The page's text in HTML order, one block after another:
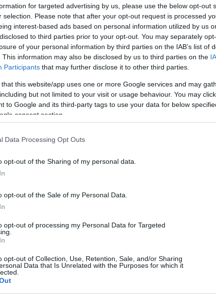
for targeted advertising by us, please use the below opt-out
selection. Please note that after your opt-out request is processed
interest-based ads based on personal information utilized by us
to third parties prior to your opt-out. You may separately
of your personal information by third parties on the IAB’s list of
This information may also be disclosed by us to third parties on the
Participants that may further disclose it to other third parties.
that this website/app uses one or more Google services and may
but not limited to your visit or usage behaviour. You may
to Google and its third-party tags to use your data for below
consent section.
Data Processing Opt Outs
opt-out of the Sharing of my personal data.
opt-out of the Sale of my Personal Data.
opt-out of processing my Personal Data for Targeted
opt-out of Collection, Use, Retention, Sale, and/or Sharing
Data that Is Unrelated with the Purposes for which it
beadod az önéletrajzodat, részt veszel egy pár
is, légiutas-kísérőnek lenni rengeteg tanulást
szakmában, elmondta, hogy
töltenek a munkára való felkészüléssel, és 160
gyakorlatok is.
jártasságot kell mutatniuk a mindennapi
vészhelyzeti felszerelések megfelelő használatával
és az elsősegélynyújtás terén is képzésen
gyors és biztonságos kezelésére is
újra és újra számot kell adniuk.
szinte mindent tudnak arról, hogyan lehet
felelős igazgatója, aki több mint egy
légiutas-kísérőként dolgozol, hozzászoksz ahhoz,
dolgozol.
ahol a légiutas-kísérőknek csak egy kis munkalap
Emiatt a tervezés, az előkészítés és
és így leszel jobb az utazásban.